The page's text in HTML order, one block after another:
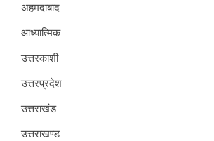
अहमदाबाद
आध्यात्मिक
उत्तरकाशी
उत्तरप्रदेश
उत्तराखंड
उत्तराखण्ड